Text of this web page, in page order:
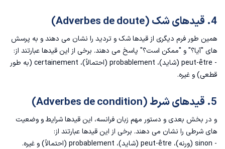
4. قیدهای شک (Adverbes de doute)
همین طور فرم دیگری از قیدها شک و تردید را نشان می دهند و به پرسش
های "آیا؟" و "ممکن است؟" پاسخ می دهند. برخی از این قیدها عبارتند از:
- peut-être (شاید)، probablement (احتمالاً)، certainement (به طور
قطعی) و غیره.
5. قیدهای شرط (Adverbes de condition)
و در بخش بعدی و دستور مهم زبان فرانسه، این قیدها شرایط و وضعیت
های شرطی را نشان می دهند. برخی از این قیدها عبارتند از:
- sinon (ورنه)، peut-être (شاید)، probablement (احتمالاً) و غیره.